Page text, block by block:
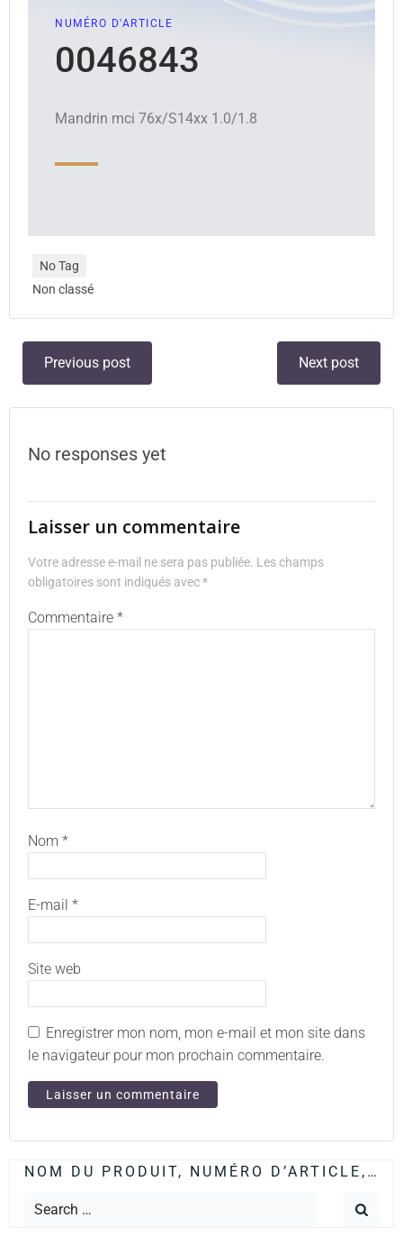
NUMÉRO D'ARTICLE
0046843
Mandrin mci 76x/S14xx 1.0/1.8
No Tag
Non classé
Previous post Next post
No responses yet
Laisser un commentaire
Votre adresse e-mail ne sera pas publiée. Les champs
obligatoires sont indiqués avec*
Commentaire *
Nom *
E-mail *
Site web
Enregistrer mon nom, mon e-mail et mon site dans
le navigateur pour mon prochain commentaire.
NOM DU PRODUIT, NUMÉRO D’ARTICLE,…